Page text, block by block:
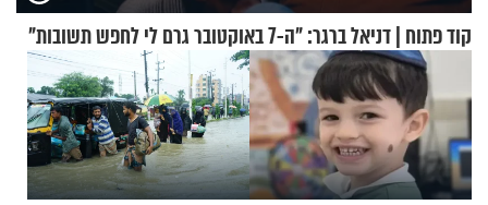
קוד פתוח | דניאל ברגר: "ה-7 באוקטובר גרם לי לחפש תשובות"